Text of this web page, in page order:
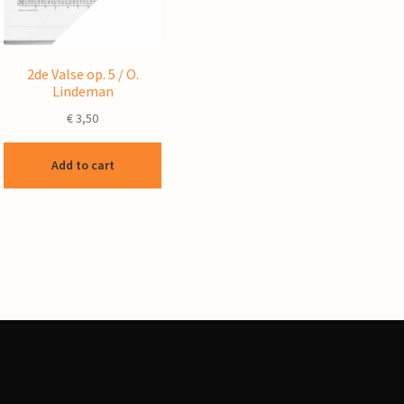
2de Valse op. 5 / O.
Lindeman
€3,50
Add to cart